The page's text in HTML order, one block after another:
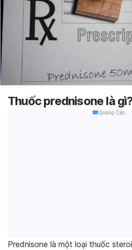
Thuốc prednisone là
Quảng Cáo
Prednisone là một loại thuốc